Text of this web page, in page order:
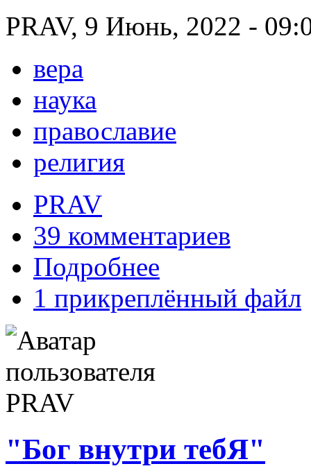
PRAV, 9 Июнь, 2022 -
вера
наука
православие
религия
PRAV
39 комментариев
Подробнее
1 прикреплённый файл
"Бог внутри тебЯ"